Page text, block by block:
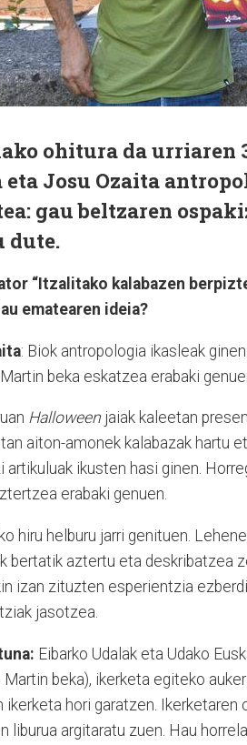
ohitura da urriaren
Josu Ozaita
gau beltzaren
dute.
“Itzalitako kalabazen
ematearen ideia?
: Biok antropologia ikasleak
beka eskatzea erabaki
Halloween jaiak kaleetan
aiton-amonek kalabazak hartu
artikuluak ikusten hasi ginen.
erabaki genuen.
hiru helburu jarri genituen.
bertatik aztertu eta deskribatzea
izan zituzten esperientzia
jasotzea.
Eibarko Udalak eta Udako
Martin beka), ikerketa egiteko
ikerketa hori garatzen. Ikerketaren
liburua argitaratu zuen. Hau